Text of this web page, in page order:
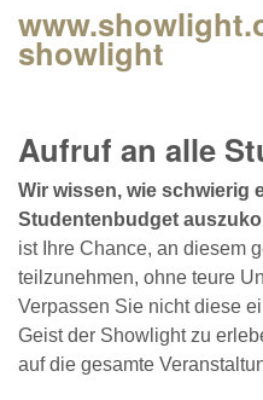
showlight
Aufruf an alle
Wir wissen, wie schwierig
Studentenbudget
ist Ihre Chance, an diesem
teilzunehmen, ohne teure
Verpassen Sie nicht diese
Geist der Showlight zu
auf die gesamte